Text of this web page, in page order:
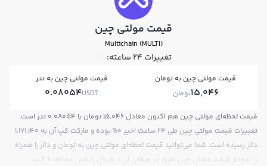
قیمت مولتی چین
Multichain (MULTI)
تغییرات ۲۴ ساعته: 0%
قیمت مولتی چین به تومان
15,046تومان
قیمت مولتی چین به تتر
0.08054USDT
قیمت لحظه‌ای مولتی چین هم اکنون معادل 15,046 تومان یا 0.08054 تتر است.
تغییرات قیمت مولتی چین طی 24 ساعت اخیر 0% بوده و مارکت کپ آن به 1,171,140
دلار رسیده است. شما می‌توانید قیمت لحظه‌ای مولتی چین به تومان و دلار را همراه
با نمودار قیمت مولتی چین امروز در صرافی ارز دیجیتال رابکس مشاهده کنید.